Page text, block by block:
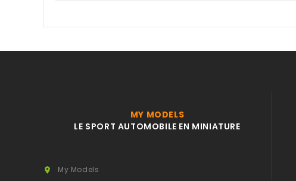
MY MODELS
LE SPORT AUTOMOBILE EN MINIATURE
 My Models